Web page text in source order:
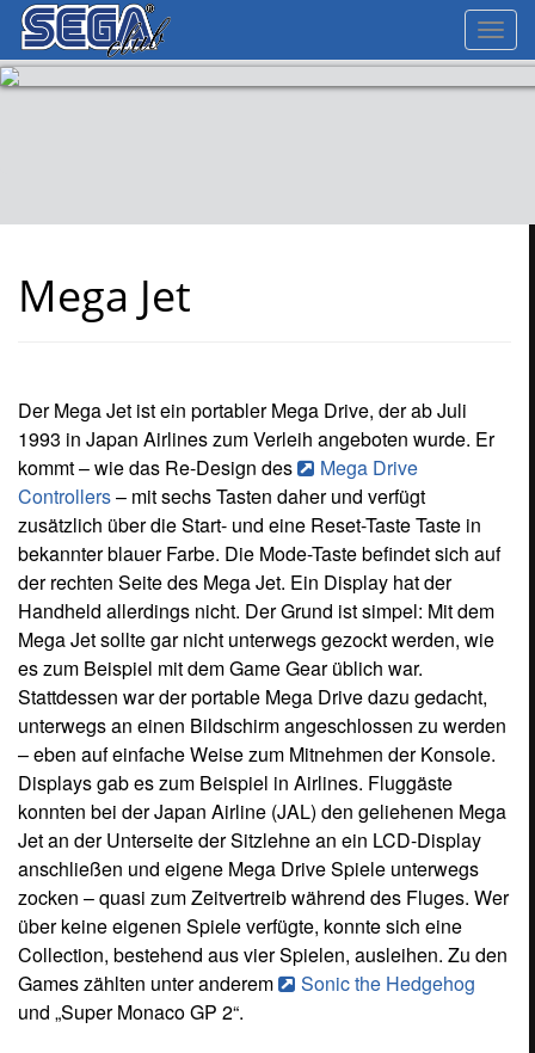
Mega Jet
Der Mega Jet ist ein portabler Mega Drive, der ab Juli
1993 in Japan Airlines zum Verleih angeboten wurde. Er
kommt – wie das Re-Design des
Mega Drive
Controllers– mit sechs Tasten daher und verfügt
zusätzlich über die Start- und eine Reset-Taste Taste in
bekannter blauer Farbe. Die Mode-Taste befindet sich auf
der rechten Seite des Mega Jet. Ein Display hat der
Handheld allerdings nicht. Der Grund ist simpel: Mit dem
Mega Jet sollte gar nicht unterwegs gezockt werden, wie
es zum Beispiel mit dem Game Gear üblich war.
Stattdessen war der portable Mega Drive dazu gedacht,
unterwegs an einen Bildschirm angeschlossen zu werden
– eben auf einfache Weise zum Mitnehmen der Konsole.
Displays gab es zum Beispiel in Airlines. Fluggäste
konnten bei der Japan Airline (JAL) den geliehenen Mega
Jet an der Unterseite der Sitzlehne an ein LCD-Display
anschließen und eigene Mega Drive Spiele unterwegs
zocken – quasi zum Zeitvertreib während des Fluges. Wer
über keine eigenen Spiele verfügte, konnte sich eine
Collection, bestehend aus vier Spielen, ausleihen. Zu den
Games zählten unter anderem
Sonic the Hedgehog
und „Super Monaco GP 2“.